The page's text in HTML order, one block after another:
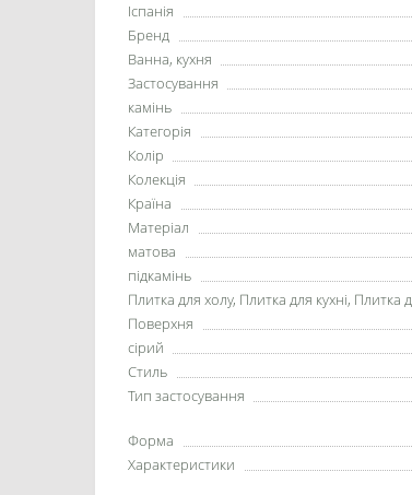
Іспанія
Бренд
Ванна, кухня
Застосування
камінь
Категорія
Колір
Колекція
Країна
Матеріал
матова
підкамінь
Плитка для холу, Плитка для кухні, Плитка
Поверхня
сірий
Стиль
Тип застосування
Форма
Характеристики